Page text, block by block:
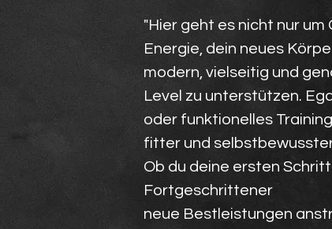
"Hier geht es nicht nur um
Energie, dein neues
modern, vielseitig und
Level zu unterstützen.
oder funktionelles
fitter und
Ob du deine ersten
Fortgeschrittener
neue Bestleistungen